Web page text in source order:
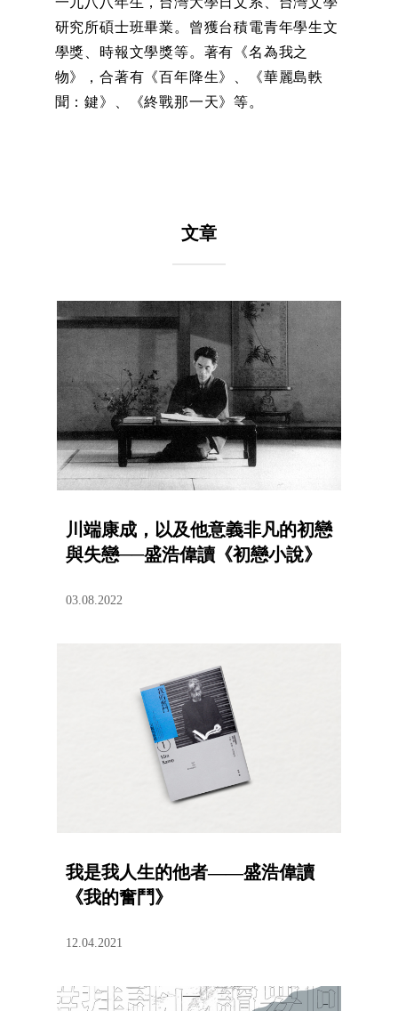
研究所碩士班畢業。曾獲台積電青年學生文
學獎、時報文學獎等。著有《名為我之
物》，合著有《百年降生》、《華麗島軼
聞：鍵》、《終戰那一天》等。
文章
川端康成，以及他意義非凡的初戀
與失戀──盛浩偉讀《初戀小說》
03.08.2022
我是我人生的他者——盛浩偉讀
《我的奮鬥》
12.04.2021